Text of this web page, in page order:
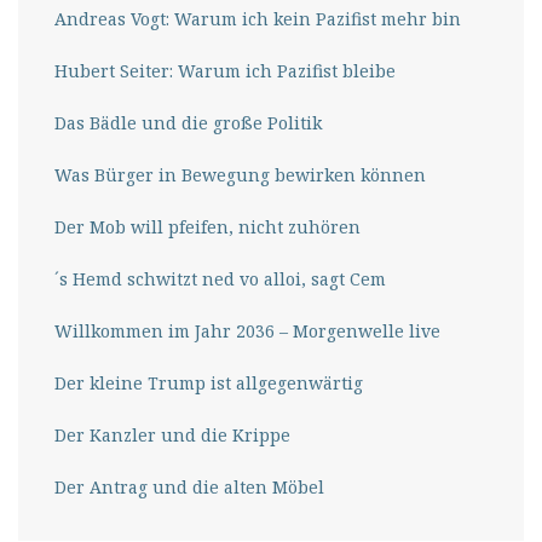
Andreas Vogt: Warum ich kein Pazifist mehr bin
Hubert Seiter: Warum ich Pazifist bleibe
Das Bädle und die große Politik
Was Bürger in Bewegung bewirken können
Der Mob will pfeifen, nicht zuhören
´s Hemd schwitzt ned vo alloi, sagt Cem
Willkommen im Jahr 2036 – Morgenwelle live
Der kleine Trump ist allgegenwärtig
Der Kanzler und die Krippe
Der Antrag und die alten Möbel